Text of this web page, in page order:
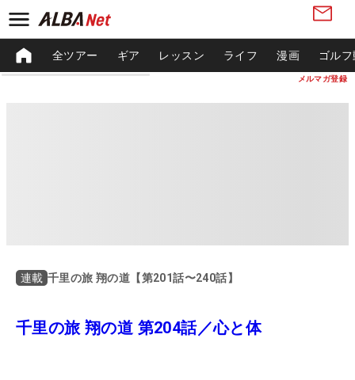
メルマガ登録
全ツアー ギア レッスン ライフ 漫画 ゴル
連載 千里の旅 翔の道【第201話〜240話】
千里の旅 翔の道 第204話／心と体